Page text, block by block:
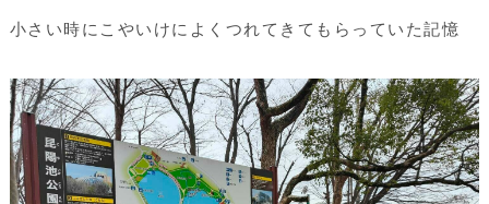
小さい時にこやいけによくつれてきてもらっていた記憶